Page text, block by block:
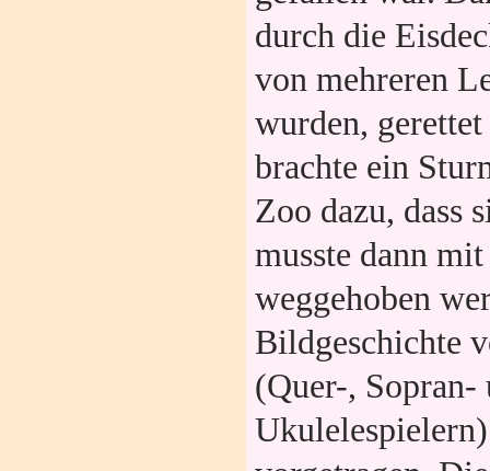
durch die
von mehreren
wurden,
brachte ein
Zoo dazu, dass
musste dann
weggehoben
Bildgeschichte
(Quer-, Sopran-